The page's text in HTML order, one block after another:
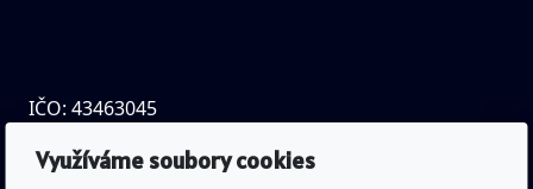
IČO: 43463045
u Krajského soudu v Hradci Králové
Využíváme soubory cookies